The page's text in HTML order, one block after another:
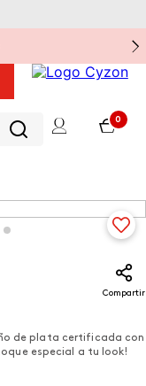
0
Compartir
de plata certificada con
especial a tu look!